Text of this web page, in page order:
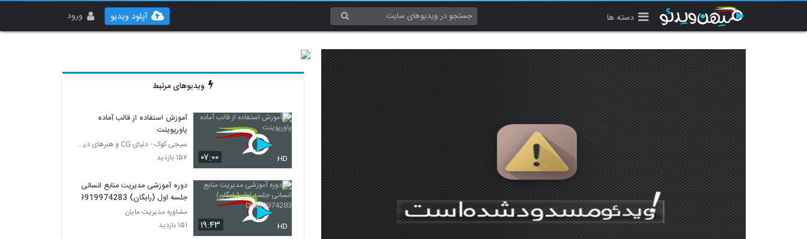
دسته ها ورود آپلود ویدیو
ویدیوهای مرتبط
۰۷:۰۰ HD
آموزش استفاده از قالب آماده
پاورپوینت
سیجی کوک - دنیای CG و هنرهای دیجیتال
۱۵۷ بازدید
۱۹:۴۳ HD
دوره آموزشی مدیریت منابع انسانی
جلسه اول (رایگان) 09919974283
مشاوره مدیریت مایان
۱۵۱ بازدید